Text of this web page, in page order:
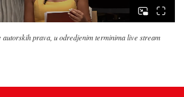
autorskih prava, u odredjenim terminima live stream